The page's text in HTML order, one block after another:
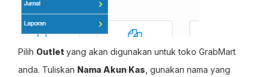
Pilih Outlet yang akan digunakan untuk toko GrabMart
anda. Tuliskan Nama Akun Kas , gunakan nama yang